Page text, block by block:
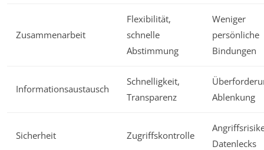
Zusammenarbeit
Flexibilität,
schnelle
Abstimmung
Weniger
persönliche
Bindungen
Informationsaustausch
Schnelligkeit,
Transparenz
Ablenkung
Sicherheit Zugriffskontrolle
Datenlecks